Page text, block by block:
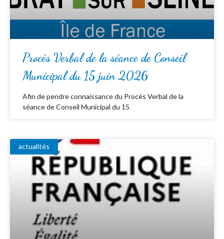
Procès Verbal de la séance de Conseil
Municipal du 15 juin 2026
Afin de pendre connaissance du Procès Verbal de la
séance de Conseil Municipal du 15
actualités